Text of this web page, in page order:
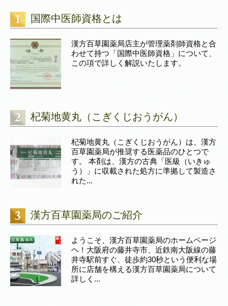
国際中医師資格とは
漢方百草園薬局店主が管理薬剤師資格と合
わせて持つ「国際中医師資格」について、
この項で詳しく解説いたします。
杞菊地黄丸（こぎくじおうがん）
杞菊地黄丸（こぎくじおうがん）は、漢方
百草園薬局が推奨する医薬品のひとつで
す。 本剤は、漢方の古典「医級（いきゅ
う）」に収載された処方に準拠して製造さ
れた...
漢方百草園薬局のご紹介
ようこそ、漢方百草園薬局のホームページ
ヘ！大阪府の藤井寺市、近鉄南大阪線の藤
井寺駅前すぐ、徒歩約30秒という便利な場
所に店舗を構える漢方百草園薬局について
詳しく...